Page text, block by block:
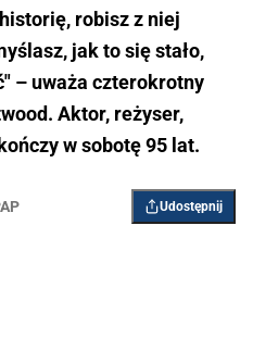
robisz z niej
jak to się stało,
– uważa czterokrotny
Aktor, reżyser,
w sobotę 95 lat.
Udostępnij